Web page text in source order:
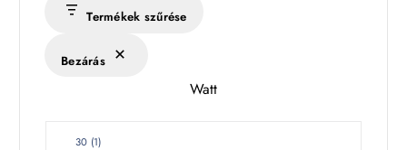
s
k
Termékek szűrése
Bezárás
Watt
W30 (1)